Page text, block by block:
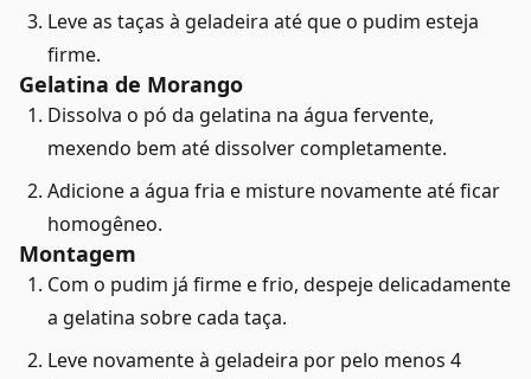
Leve as taças à geladeira até que o pudim esteja
firme.
Gelatina de Morango
Dissolva o pó da gelatina na água fervente,
mexendo bem até dissolver completamente.
Adicione a água fria e misture novamente até ficar
homogêneo.
Montagem
Com o pudim já firme e frio, despeje delicadamente
a gelatina sobre cada taça.
Leve novamente à geladeira por pelo menos 4